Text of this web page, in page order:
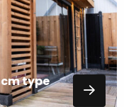
type